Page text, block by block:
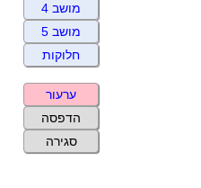
מושב 4
מושב 5
חלוקות
ערעור
הדפסה
סגירה